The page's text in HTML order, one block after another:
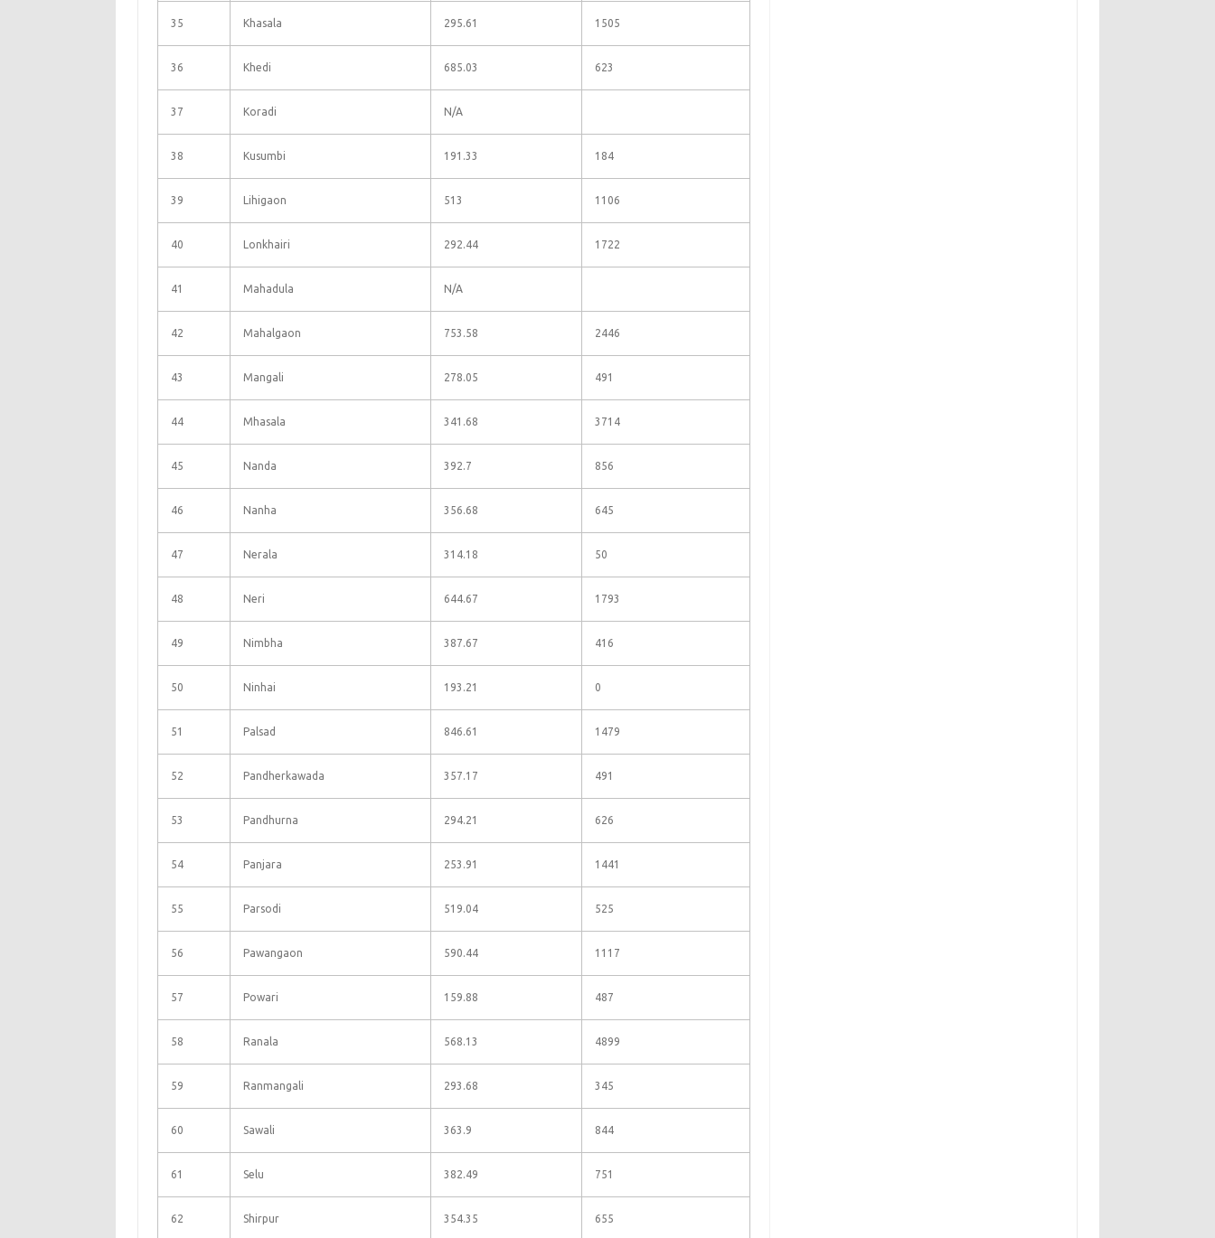
35 Khasala 295.61 1505
36 Khedi 685.03 623
37 Koradi N/A
38 Kusumbi 191.33 184
39 Lihigaon 513 1106
40 Lonkhairi 292.44 1722
41 Mahadula N/A
42 Mahalgaon 753.58 2446
43 Mangali 278.05 491
44 Mhasala 341.68 3714
45 Nanda 392.7 856
46 Nanha 356.68 645
47 Nerala 314.18 50
48 Neri 644.67 1793
49 Nimbha 387.67 416
50 Ninhai 193.21 0
51 Palsad 846.61 1479
52 Pandherkawada 357.17 491
53 Pandhurna 294.21 626
54 Panjara 253.91 1441
55 Parsodi 519.04 525
56 Pawangaon 590.44 1117
57 Powari 159.88 487
58 Ranala 568.13 4899
59 Ranmangali 293.68 345
60 Sawali 363.9 844
61 Selu 382.49 751
62 Shirpur 354.35 655